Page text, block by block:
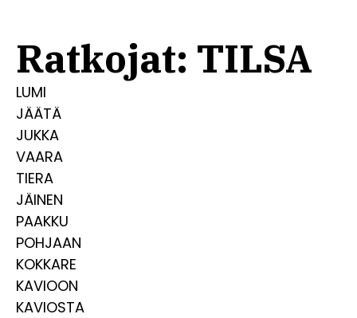
Ratkojat: TILSA
LUMI
JÄÄTÄ
JUKKA
VAARA
TIERA
JÄINEN
PAAKKU
POHJAAN
KOKKARE
KAVIOON
KAVIOSTA